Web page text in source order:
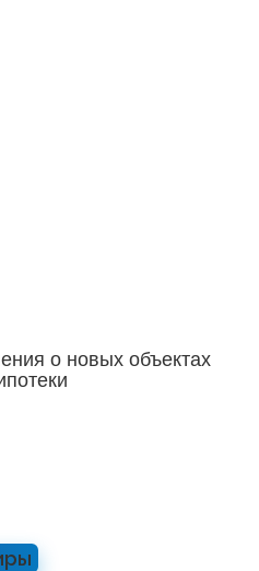
о новых объектах